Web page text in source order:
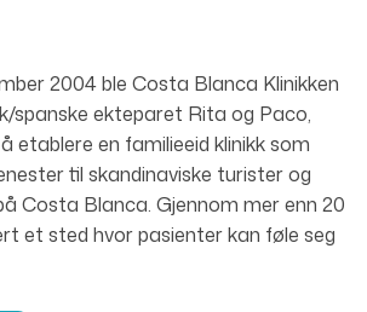
2004 ble Costa Blanca Klinikken
spanske ekteparet Rita og Paco,
etablere en familieeid klinikk som
til skandinaviske turister og
Costa Blanca. Gjennom mer enn 20
et sted hvor pasienter kan føle seg